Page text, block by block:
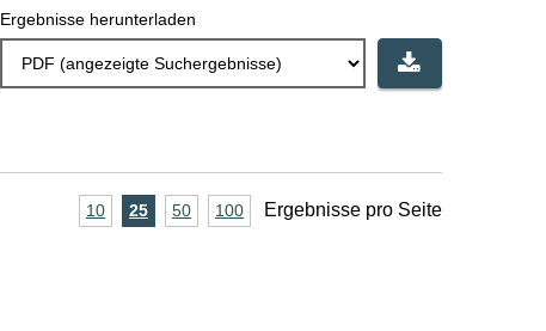
Ergebnisse herunterladen
A
10Ergebnisse
25Ergebnisse
50Ergebnisse
100Ergebnisse
Ergebnisse pro Seite